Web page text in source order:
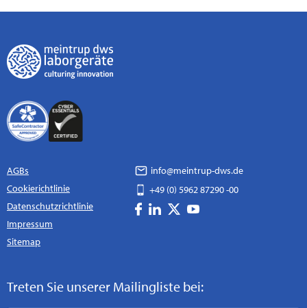
AGBs
Cookierichtlinie
Datenschutzrichtlinie
Impressum
Sitemap
info@meintrup-dws.de
+49 (0) 5962 87290 -00
Treten Sie unserer Mailingliste bei: